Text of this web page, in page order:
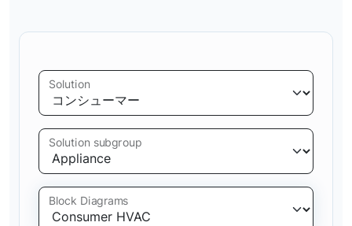
Solution
Solution subgroup
Block Diagrams